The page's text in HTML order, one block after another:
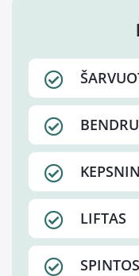
LIFTAS
SPINTOS